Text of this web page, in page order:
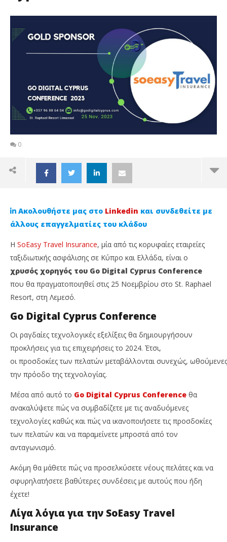
0
NOW VIEWING
Η SoEasy Travel Insurance χρυσός χορηγός του Go
Digital Cyprus Conference
14
Νοεμβρίου,
Cyprus
News
Team
Ακολουθήστε μας στο Linkedin και συνδεθείτε με
άλλους επαγγελματίες του κλάδου
Η SoEasy Travel Insurance, μία από τις κορυφαίες εταιρείες
ταξιδιωτικής ασφάλισης σε Κύπρο και Ελλάδα, είναι ο
χρυσός χορηγός του Go Digital Cyprus Conference
που θα πραγματοποιηθεί στις 25 Νοεμβρίου στο St. Raphael
Resort, στη Λεμεσό.
Go Digital Cyprus Conference
Οι ραγδαίες τεχνολογικές εξελίξεις θα δημιουργήσουν
προκλήσεις για τις επιχειρήσεις το 2024. Έτσι,
οι προσδοκίες των πελατών μεταβάλλονται συνεχώς,
την πρόοδο της τεχνολογίας.
Μέσα από αυτό το Go Digital Cyprus Conference θα
ανακαλύψετε πώς να συμβαδίζετε με τις αναδυόμενες
τεχνολογίες καθώς και πώς να ικανοποιήσετε τις προσδοκίες
των πελατών και να παραμείνετε μπροστά από τον
ανταγωνισμό.
Ακόμη θα μάθετε πώς να προσελκύσετε νέους πελάτες και να
σφυρηλατήσετε βαθύτερες συνδέσεις με αυτούς που ήδη
έχετε!
Λίγα λόγια για την SoEasy Travel
Insurance